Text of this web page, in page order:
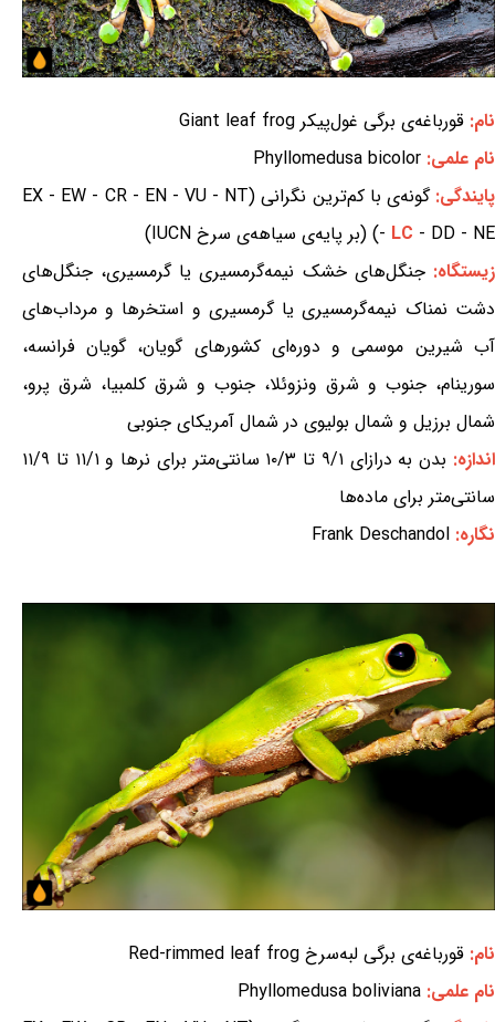
نام: قورباغه‌ی برگی غول‌پیکر Giant leaf frog
نام علمی: Phyllomedusa bicolor
پایندگی:
گونه‌ی با کم‌ترین نگرانی (EX - EW - CR - EN - VU - NT
- LC - DD - NE) (بر پایه‌ی سیاهه‌ی سرخ IUCN)
زیستگاه:جنگل‌های خشک نیمه‌گرمسیری یا گرمسیری، جنگل‌های
دشت نمناک نیمه‌گرمسیری یا گرمسیری و استخرها و مرداب‌های
آب شیرین موسمی و دوره‌ای کشورهای گویان، گویان فرانسه،
سورینام، جنوب و شرق ونزوئلا، جنوب و شرق کلمبیا، شرق پرو،
شمال برزیل و شمال بولیوی در شمال آمریکای جنوبی
اندازه:
بدن به درازای ۹/۱ تا ۱۰/۳ سانتی‌متر برای نرها و ۱۱/۱ تا ۱۱/۹
سانتی‌متر برای ماده‌ها
نگاره: Frank Deschandol
نام: قورباغه‌ی برگی لبه‌سرخ Red-rimmed leaf frog
نام علمی: Phyllomedusa boliviana